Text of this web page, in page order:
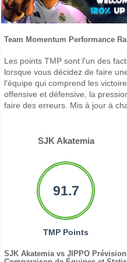
Team Momentum Performance
Les points TMP sont l'un des
lorsque vous décidez de faire
l'équipe qui comprend les
offensive et défensive, la
faire des erreurs. Mis à jour à
SJK Akatemia
91.7
TMP Points
SJK Akatemia vs JIPPO